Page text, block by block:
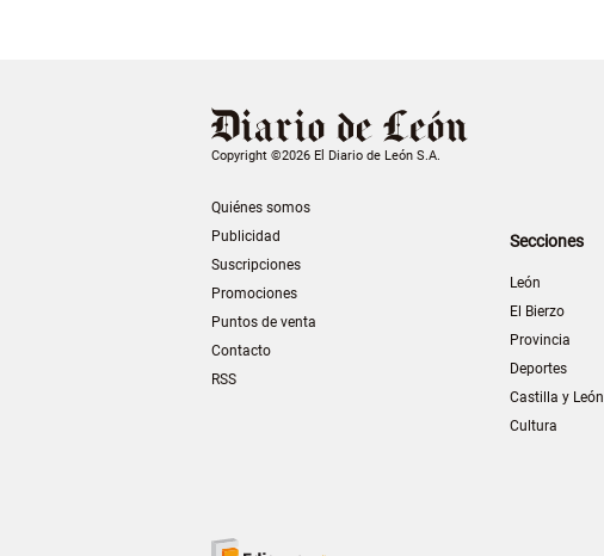
Copyright ©2026 El Diario de León S.A.
Quiénes somos
Publicidad
Suscripciones
Promociones
Puntos de venta
Contacto
RSS
Secciones
León
El Bierzo
Provincia
Deportes
Castilla y León
Cultura